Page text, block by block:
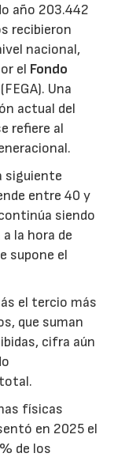
año 203.442
recibieron
nacional,
el Fondo
(FEGA). Una
actual del
refiere al
siguiente
entre 40 y
siendo
la hora de
supone el
el tercio más
que suman
cifra aún
físicas
en 2025 el
de los